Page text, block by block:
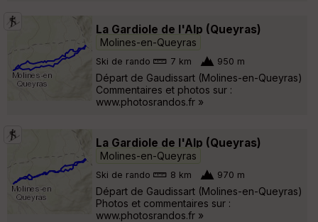
La Gardiole de l'Alp (Queyras)
Molines-en-Queyras
Ski de rando 7 km 950 m
Départ de Gaudissart (Molines-en-Queyras)
Commentaires et photos sur :
www.photosrandos.fr »
La Gardiole de l'Alp (Queyras)
Molines-en-Queyras
Ski de rando 8 km 970 m
Départ de Gaudissart (Molines-en-Queyras)
Photos et commentaires sur :
www.photosrandos.fr »